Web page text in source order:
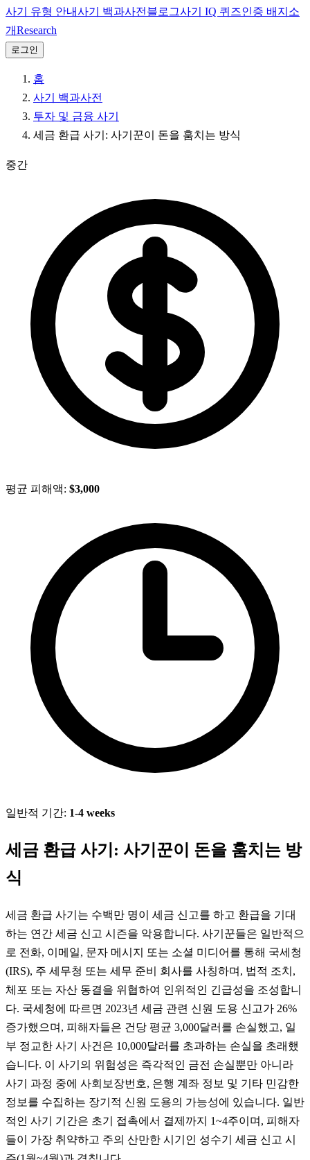
사기 유형 안내사기 백과사전 블로그사기 IQ 퀴즈인증 배지 소
개Research
로그인
홈
사기 백과사전
투자 및 금융 사기
세금 환급 사기: 사기꾼이 돈을 훔치는 방식
중간
평균 피해액: $3,000
일반적 기간: 1-4 weeks
세금 환급 사기: 사기꾼이 돈을 훔치는 방
식
세금 환급 사기는 수백만 명이 세금 신고를 하고 환급을 기대
하는 연간 세금 신고 시즌을 악용합니다. 사기꾼들은 일반적으
로 전화, 이메일, 문자 메시지 또는 소셜 미디어를 통해 국세청
(IRS), 주 세무청 또는 세무 준비 회사를 사칭하며, 법적 조치,
체포 또는 자산 동결을 위협하여 인위적인 긴급성을 조성합니
다. 국세청에 따르면 2023년 세금 관련 신원 도용 신고가 26%
증가했으며, 피해자들은 건당 평균 3,000달러를 손실했고, 일
부 정교한 사기 사건은 10,000달러를 초과하는 손실을 초래했
습니다. 이 사기의 위험성은 즉각적인 금전 손실뿐만 아니라
사기 과정 중에 사회보장번호, 은행 계좌 정보 및 기타 민감한
정보를 수집하는 장기적 신원 도용의 가능성에 있습니다. 일반
적인 사기 기간은 초기 접촉에서 결제까지 1~4주이며, 피해자
들이 가장 취약하고 주의 산만한 시기인 성수기 세금 신고 시